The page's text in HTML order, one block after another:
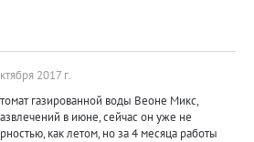
2017 г.
газированной воды Веоне Микс,
в июне, сейчас он уже не
как летом, но за 4 месяца работы